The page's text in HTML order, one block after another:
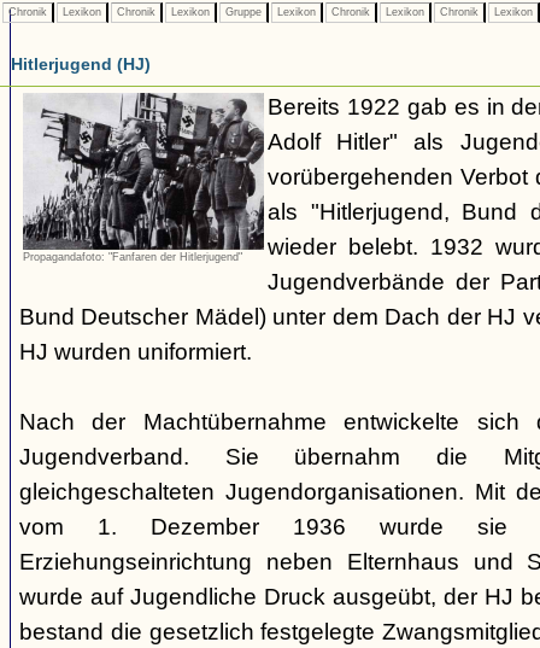
Chronik Lexikon Chronik Lexikon Gruppe Lexikon Chronik Lexikon Chronik Lexikon
Hitlerjugend (HJ)
Propagandafoto: "Fanfaren der Hitlerjugend"
Bereits 1922 gab es in
Adolf Hitler" als
vorübergehenden Verbot
als "Hitlerjugend, Bund
wieder belebt. 1932
Jugendverbände der
Bund Deutscher Mädel) unter dem Dach der HJ
HJ wurden uniformiert.
Nach der Machtübernahme entwickelte
Jugendverband. Sie übernahm die
gleichgeschalteten Jugendorganisationen. Mit
vom 1. Dezember 1936 wurde sie
Erziehungseinrichtung neben Elternhaus und
wurde auf Jugendliche Druck ausgeübt, der HJ
bestand die gesetzlich festgelegte